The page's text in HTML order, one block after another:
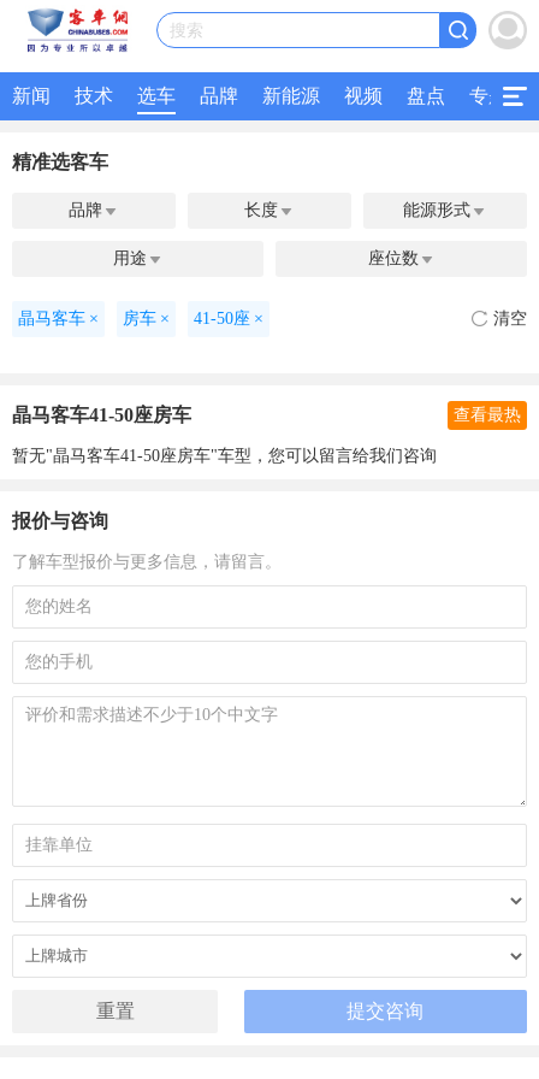
搜索
新闻 技术 选车 品牌 新能源 视频 盘点 专题
精准选客车
品牌  长度  能源形式 
用途  座位数 
晶马客车 × 房车 × 41-50座 × 清空
晶马客车41-50座房车 查看最热
暂无"晶马客车41-50座房车"车型，您可以留言给我们咨询
报价与咨询
了解车型报价与更多信息，请留言。